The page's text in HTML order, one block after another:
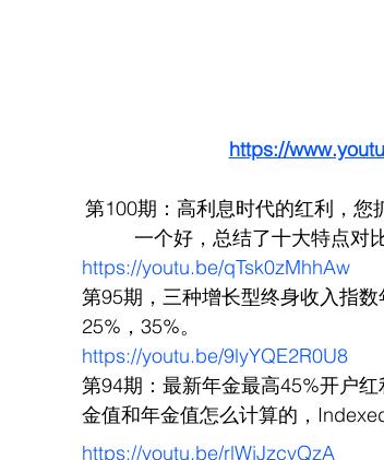
https://
第100期：高利息时代的红利，您
一个好，总结了十大特点对
https://youtu.be/qTsk0zMhhAw
第95期，三种增长型终身收入指
25%，35%。
https://youtu.be/9lyYQE2R0U8
第94期：最新年金最高45%开户
金值和年金值怎么计算的，
https://youtu.be/rlWjJzcvQzA